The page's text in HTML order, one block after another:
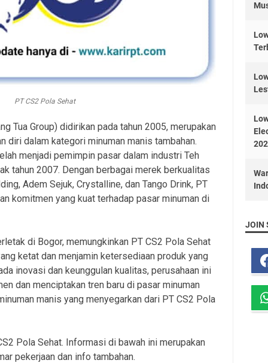
PT CS2 Pola Sehat
Tua Group) didirikan pada tahun 2005, merupakan
diri dalam kategori minuman manis tambahan.
menjadi pemimpin pasar dalam industri Teh
tahun 2007. Dengan berbagai merek berkualitas
Adem Sejuk, Crystalline, dan Tango Drink, PT
komitmen yang kuat terhadap pasar minuman di
di Bogor, memungkinkan PT CS2 Pola Sehat
ketat dan menjamin ketersediaan produk yang
inovasi dan keunggulan kualitas, perusahaan ini
dan menciptakan tren baru di pasar minuman
manis yang menyegarkan dari PT CS2 Pola
Pola Sehat. Informasi di bawah ini merupakan
pekerjaan dan info tambahan.
JOIN